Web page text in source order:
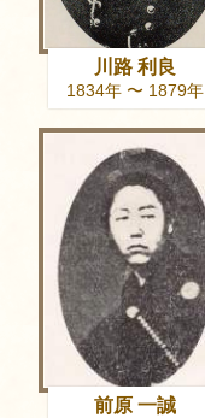
川路 利良
1834年 〜 1879年
前原 一誠